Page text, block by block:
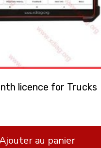
licence for Trucks
au panier